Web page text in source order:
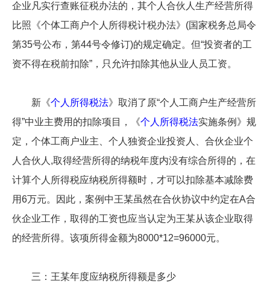
企业凡实行查账征税办法的，其个人合伙人生产经营所得
比照《个体工商户个人所得税计税办法》(国家税务总局令
第35号公布，第44号令修订)的规定确定。但“投资者的工
资不得在税前扣除”，只允许扣除其他从业人员工资。
新《个人所得税法》取消了原“个人工商户生产经营所
得”中业主费用的扣除项目，《个人所得税法实施条例》规
定，个体工商户业主、个人独资企业投资人、合伙企业个
人合伙人,取得经营所得的纳税年度内没有综合所得的，在
计算个人所得税应纳税所得额时，才可以扣除基本减除费
用6万元。因此，案例中王某虽然在合伙协议中约定在A合
伙企业工作，取得的工资也应当认定为王某从该企业取得
的经营所得。该项所得金额为8000*12=96000元。
三：王某年度应纳税所得额是多少